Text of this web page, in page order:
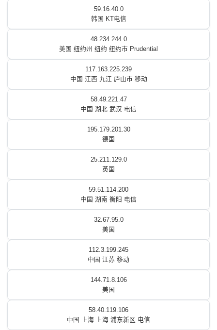
59.16.40.0
韩国 KT电信
48.234.244.0
美国 纽约州 纽约 纽约市 Prudential
117.163.225.239
中国 江西 九江 庐山市 移动
58.49.221.47
中国 湖北 武汉 电信
195.179.201.30
德国
25.211.129.0
英国
59.51.114.200
中国 湖南 衡阳 电信
32.67.95.0
美国
112.3.199.245
中国 江苏 移动
144.71.8.106
美国
58.40.119.106
中国 上海 上海 浦东新区 电信